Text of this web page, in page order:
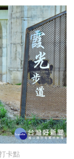
卡點